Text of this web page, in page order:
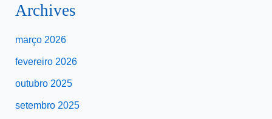
Archives
março 2026
fevereiro 2026
outubro 2025
setembro 2025